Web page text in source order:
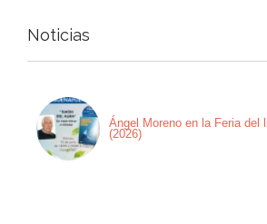
Noticias
Ángel Moreno en la Feria del
(2026)